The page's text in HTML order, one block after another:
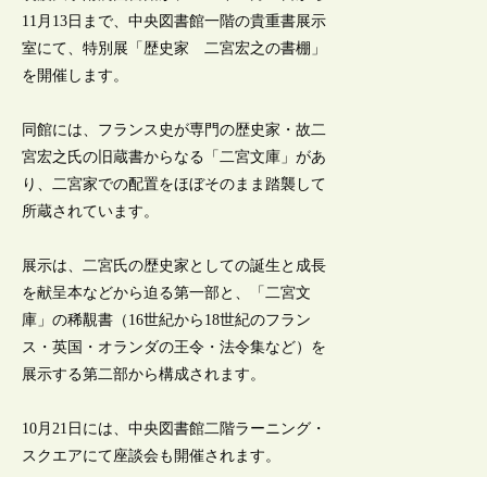
11月13日まで、中央図書館一階の貴重書展示
室にて、特別展「歴史家 二宮宏之の書棚」
を開催します。
同館には、フランス史が専門の歴史家・故二
宮宏之氏の旧蔵書からなる「二宮文庫」があ
り、二宮家での配置をほぼそのまま踏襲して
所蔵されています。
展示は、二宮氏の歴史家としての誕生と成長
を献呈本などから迫る第一部と、「二宮文
庫」の稀覯書（16世紀から18世紀のフラン
ス・英国・オランダの王令・法令集など）を
展示する第二部から構成されます。
10月21日には、中央図書館二階ラーニング・
スクエアにて座談会も開催されます。